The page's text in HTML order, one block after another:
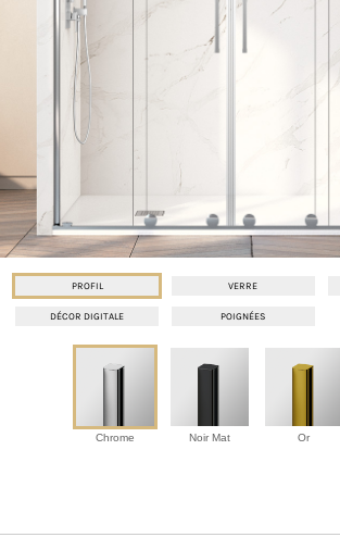
PROFIL VERRE
DÉCOR DIGITALE POIGNÉES
Chrome Noir Mat Or